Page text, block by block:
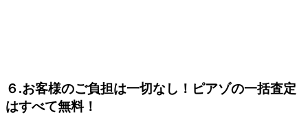
６.お客様のご負担は一切なし！ピアゾの一括査定
はすべて無料！